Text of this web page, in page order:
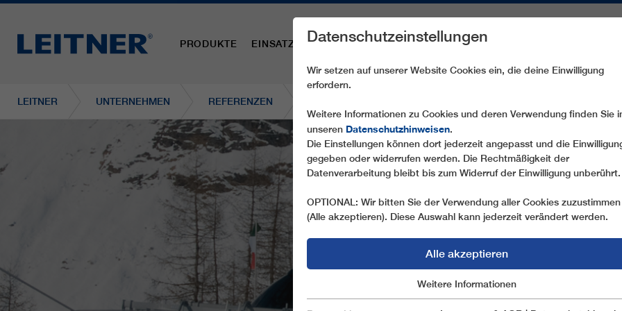
PRODUKTE EINSATZBEREICHE ERSATZTEILE SERVICE
LEITNER UNTERNEHMEN REFERENZEN
Datenschutzeinstellungen
Wir setzen auf unserer Website Cookies ein, die deine Einwilligung
erfordern.
Weitere Informationen zu Cookies und deren Verwendung finden Sie
unseren Datenschutzhinweisen.
Die Einstellungen können dort jederzeit angepasst und die
gegeben oder widerrufen werden. Die Rechtmäßigkeit der
Datenverarbeitung bleibt bis zum Widerruf der Einwilligung unberührt.
OPTIONAL: Wir bitten Sie der Verwendung aller Cookies zuzustimmen
(Alle akzeptieren). Diese Auswahl kann jederzeit verändert werden.
Alle akzeptieren
Marketing
Weitere Informationen